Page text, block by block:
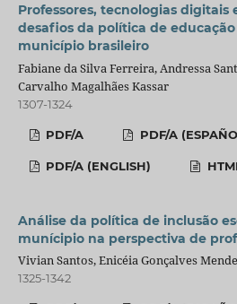
Professores, tecnologias digitais
desafios da política de
município brasileiro
Fabiane da Silva Ferreira, Andressa
Carvalho Magalhães Kassar
1307-1324
PDF/A PDF/A
PDF/A (ENGLISH)
Análise da política de inclusão
munícipio na perspectiva de
Vivian Santos, Enicéia Gonçalves
1325-1342